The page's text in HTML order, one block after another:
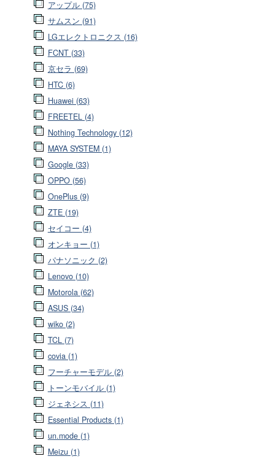
アップル (75)
サムスン (91)
LGエレクトロニクス (16)
FCNT (33)
京セラ (69)
HTC (6)
Huawei (63)
FREETEL (4)
Nothing Technology (12)
MAYA SYSTEM (1)
Google (33)
OPPO (56)
OnePlus (9)
ZTE (19)
セイコー (4)
オンキョー (1)
パナソニック (2)
Lenovo (10)
Motorola (62)
ASUS (34)
wiko (2)
TCL (7)
covia (1)
フーチャーモデル (2)
トーンモバイル (1)
ジェネシス (11)
Essential Products (1)
un.mode (1)
Meizu (1)